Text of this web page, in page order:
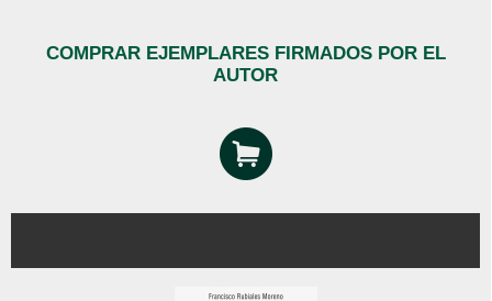
COMPRAR EJEMPLARES FIRMADOS POR EL
AUTOR